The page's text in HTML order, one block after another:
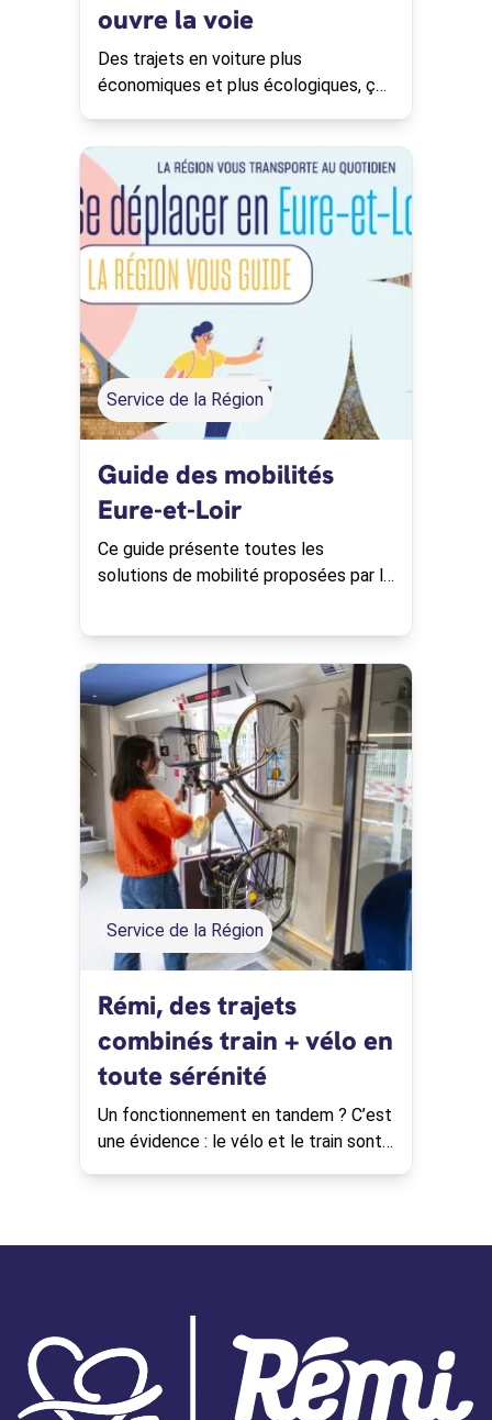
ouvre la voie
Des trajets en voiture plus
économiques et plus écologiques, ça
Service de la Région
Guide des mobilités
Eure-et-Loir
Ce guide présente toutes les
solutions de mobilité proposées par la
Service de la Région
Rémi, des trajets
combinés train + vélo en
toute sérénité
Un fonctionnement en tandem ? C’est
une évidence : le vélo et le train sont